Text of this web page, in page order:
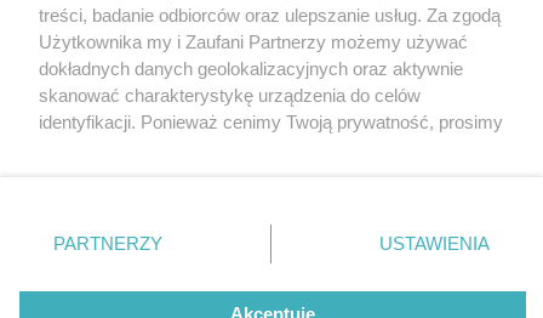
Nie zapomnij
zapoznać się z:
polityką prywatności regulamin korzystania z portali
Twojemiasto
Piekary Śląskie
Chorzów
Tarnowskie Góry
Gliwice
Skontakuj sięz nami
Kontakt
Wydawca
Redakcja
treści, badanie odbiorców oraz ulepszanie usług. Za zgodą
Użytkownika my i Zaufani Partnerzy możemy używać
dokładnych danych geolokalizacyjnych oraz aktywnie
skanować charakterystykę urządzenia do celów
identyfikacji. Ponieważ cenimy Twoją prywatność, prosimy
prywatności znajdujący się w lewym dolnym rogu strony
. Niektóre rodzaje przetwarzania danych nie wymagają
zgody użytkownika, ale masz prawo sprzeciwić się
takiemu przetwarzaniu. Preferencje będą miały
PARTNERZY USTAWIENIA
Akceptuję